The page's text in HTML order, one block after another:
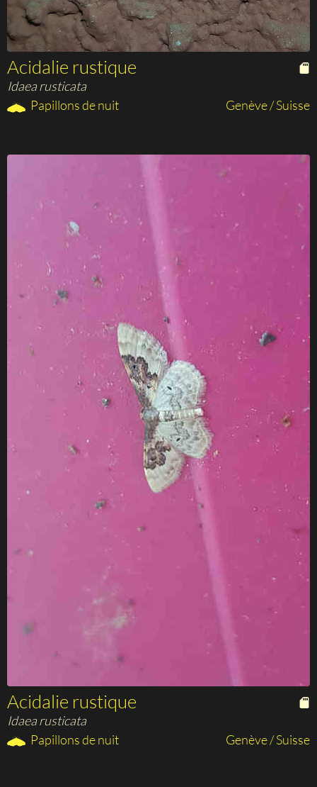
Acidalie rustique
Idaea rusticata
Papillons de nuit
Genève / Suisse
Acidalie rustique
Idaea rusticata
Papillons de nuit
Genève / Suisse